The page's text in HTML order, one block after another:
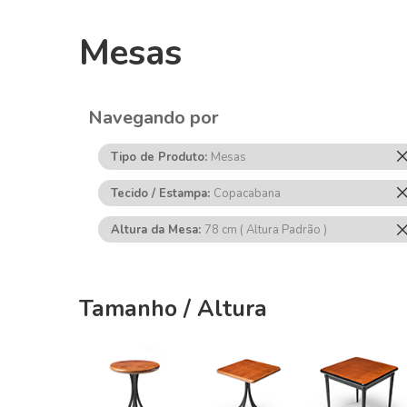
Mesas
Navegando por
Tipo de Produto Mesas
Tecido / Estampa Copacabana
Altura da Mesa 78 cm ( Altura Padrão )
Tamanho / Altura